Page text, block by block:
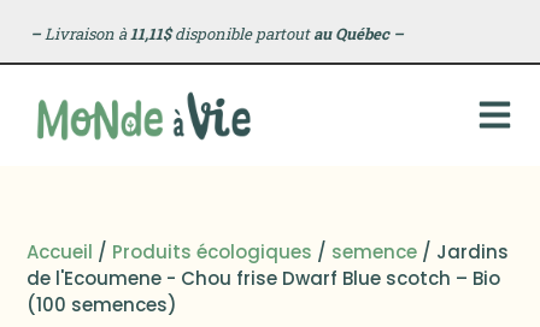
–Livraison à11,11$disponible partoutau Québec –
Accueil / Produits écologiques / semence / Jardins
de l'Ecoumene - Chou frise Dwarf Blue scotch – Bio
(100 semences)